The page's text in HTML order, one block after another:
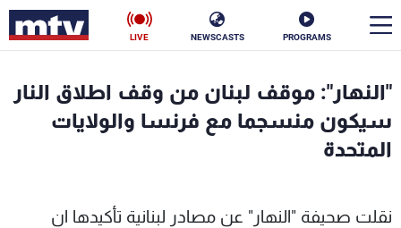
PROGRAMS
NEWSCASTS
LIVE
"النهار": موقف لبنان من وقف اطلاق النار
سيكون منسجما مع فرنسا والولايات
المتحدة
نقلت صحيفة "النهار" عن مصادر لبنانية تأكيدها ان
الأخبار
سياسة